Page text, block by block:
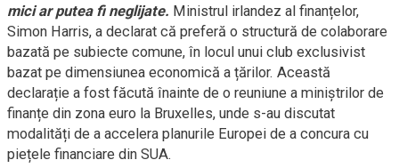
mici ar putea fi neglijate. Ministrul irlandez al finanțelor,
Simon Harris, a declarat că preferă o structură de colaborare
bazată pe subiecte comune, în locul unui club exclusivist
bazat pe dimensiunea economică a țărilor. Această
declarație a fost făcută înainte de o reuniune a miniștrilor de
finanțe din zona euro la Bruxelles, unde s-au discutat
modalități de a accelera planurile Europei de a concura cu
piețele financiare din SUA.